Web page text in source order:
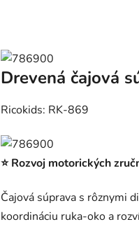
Drevená čajová
Ricokids: RK-869
⭐ Rozvoj motorických
Čajová súprava s rôznymi
koordináciu ruka-oko a